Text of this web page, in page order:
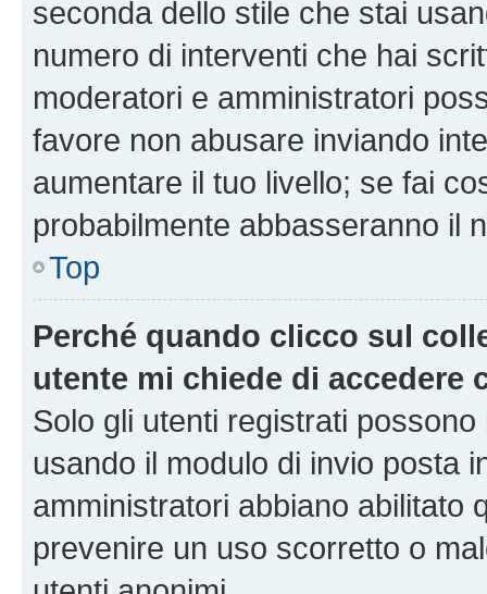
seconda dello stile che stai
numero di interventi che hai
moderatori e amministratori
favore non abusare inviando
aumentare il tuo livello; se fai
probabilmente abbasseranno il
Top
Perché quando clicco sul
utente mi chiede di accedere
Solo gli utenti registrati
usando il modulo di invio posta
amministratori abbiano abilitato
prevenire un uso scorretto o